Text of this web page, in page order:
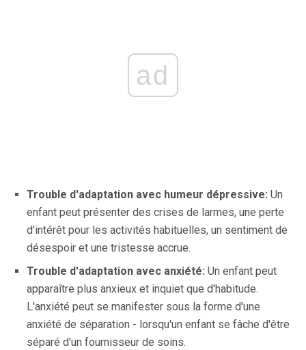
ad
Trouble d'adaptation avec humeur dépressive: Un
enfant peut présenter des crises de larmes, une perte
d'intérêt pour les activités habituelles, un sentiment de
désespoir et une tristesse accrue.
Trouble d'adaptation avec anxiété: Un enfant peut
apparaître plus anxieux et inquiet que d'habitude.
L'anxiété peut se manifester sous la forme d'une
anxiété de séparation - lorsqu'un enfant se fâche d'être
séparé d'un fournisseur de soins.